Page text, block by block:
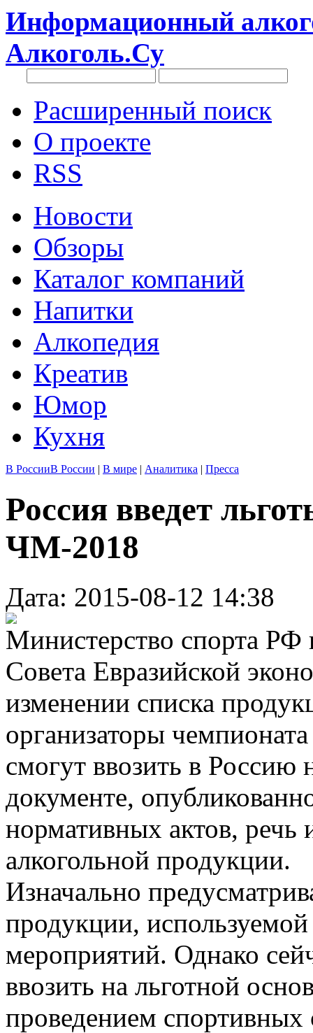
Информационный
Алкоголь.Су
Расширенный поиск
О проекте
RSS
Новости
Обзоры
Каталог компаний
Напитки
Алкопедия
Креатив
Юмор
Кухня
В РоссииВ России | В мире | Аналитика | Пресса
Россия введет
ЧМ-2018
Дата: 2015-08-12 14:38
Министерство спорта РФ
Совета Евразийской
изменении списка
организаторы
смогут ввозить в Россию
документе,
нормативных актов, речь
алкогольной продукции.
Изначально
продукции,
мероприятий. Однако
ввозить на льготной
проведением спортивных